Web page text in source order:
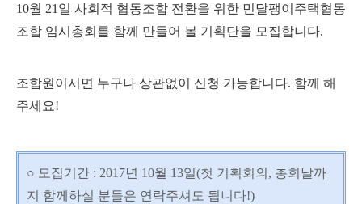
10월 21일 사회적 협동조합 전환을 위한 민달팽이주택협동
조합 임시총회를 함께 만들어 볼 기획단을 모집합니다.
조합원이시면 누구나 상관없이 신청 가능합니다. 함께 해
주세요!
○ 모집기간 : 2017년 10월 13일(첫 기획회의, 총회날까
지 함께하실 분들은 연락주셔도 됩니다!)